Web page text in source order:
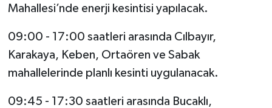
Mahallesi’nde enerji kesintisi yapılacak.
09:00 - 17:00 saatleri arasında Cılbayır,
Karakaya, Keben, Ortaören ve Sabak
mahallelerinde planlı kesinti uygulanacak.
09:45 - 17:30 saatleri arasında Bucaklı,